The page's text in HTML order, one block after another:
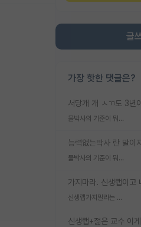
글
가장 핫한 댓글은?
물박사의 기준이 뭐임?
물박사의 기준이 뭐임?
신생랩가지말라는 이유가 있었구나